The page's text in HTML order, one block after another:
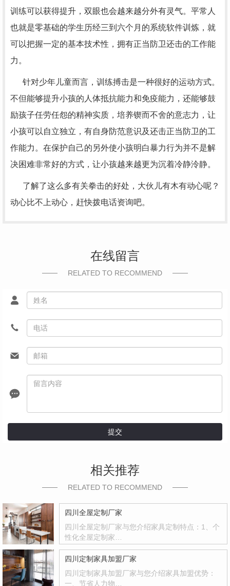
训练可以获得提升，双眼也会越来越分外有灵气。平常人
也就是零基础的学生历经三到六个月的系统软件训炼，就
可以把握一定的基本技术性，拥有正当防卫还击的工作能
力。
针对少年儿童而言，训练搏击是一种很好的运动方式。
不但能够提升小孩的人体抵抗能力和免疫能力，还能够鼓
励孩子任劳任怨的精神实质，培养锲而不舍的意志力，让
小孩可以自立独立，有自身防范意识及还击正当防卫的工
作能力。在保护自己的另外使小孩明白暴力行为并不是解
决困难非常好的方式，让小孩越来越更为沉着冷静泠静。
了解了这么多有关拳击的好处，大伙儿有木有动心呢？
动心比不上动心，赶快拨电话资询吧。
在线留言
RELATED TO RECOMMEND
提交
相关推荐
RELATED TO RECOMMEND
四川全屋定制厂家
四川全屋定制厂家与您介绍家具定制特点：1、个
性化全屋定制家…
四川定制家具加盟厂家
四川定制家具加盟厂家与您介绍家具加盟优势：
一、节省人力物…